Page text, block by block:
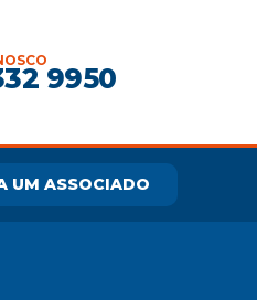
9950
UM ASSOCIADO